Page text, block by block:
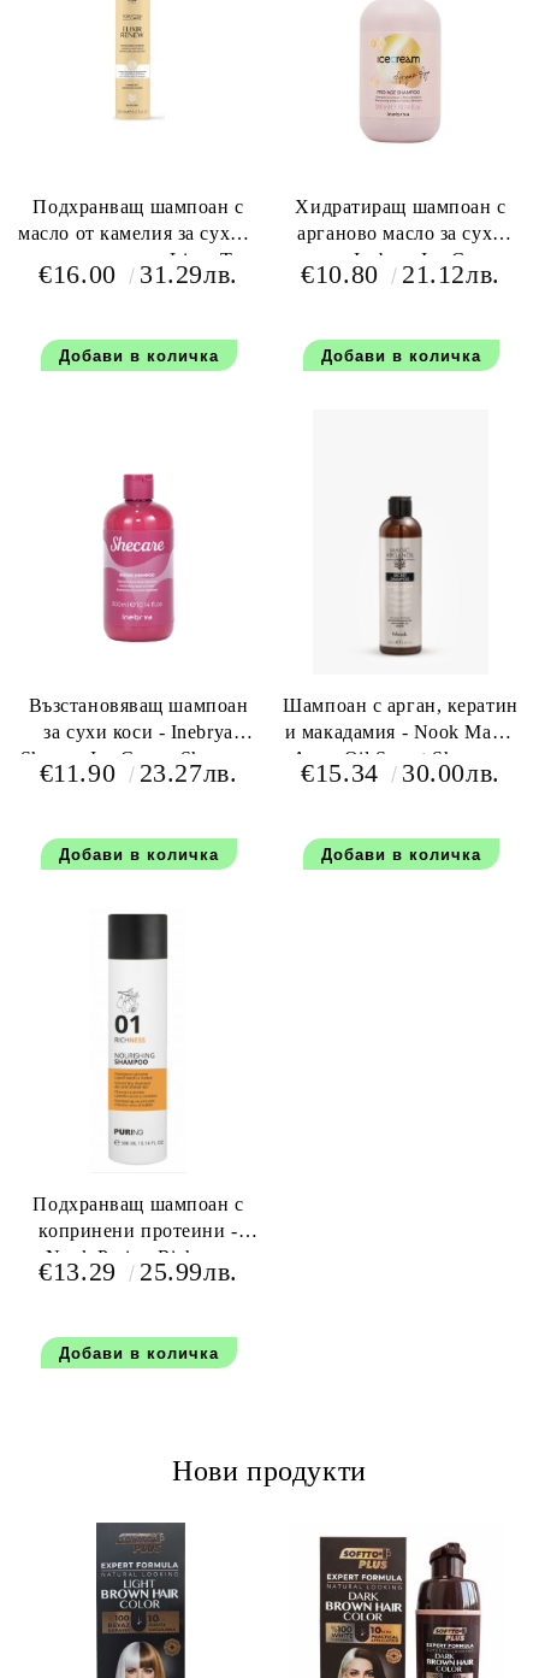
Подхранващ шампоан с
масло от камелия за сухи и
Care Elixir Renew Shampoo
€16.00 31.29лв.
Хидратиращ шампоан с
арганово масло за сухи
коси - Inebrya Ice Cream
Pro Age Argan Shampoo
€10.80 21.12лв.
Възстановяващ шампоан
за сухи коси - Inebrya
Shecare Ice Cream Shampoo
300 мл.
€11.90 23.27лв.
Шампоан с арган, кератин
и макадамия - Nook Magic
ArganOil Secret Shampoo
250 мл.
€15.34 30.00лв.
Подхранващ шампоан с
копринени протеини -
Nook Puring Richness
Shampo 300 мл
€13.29 25.99лв.
Нови продукти